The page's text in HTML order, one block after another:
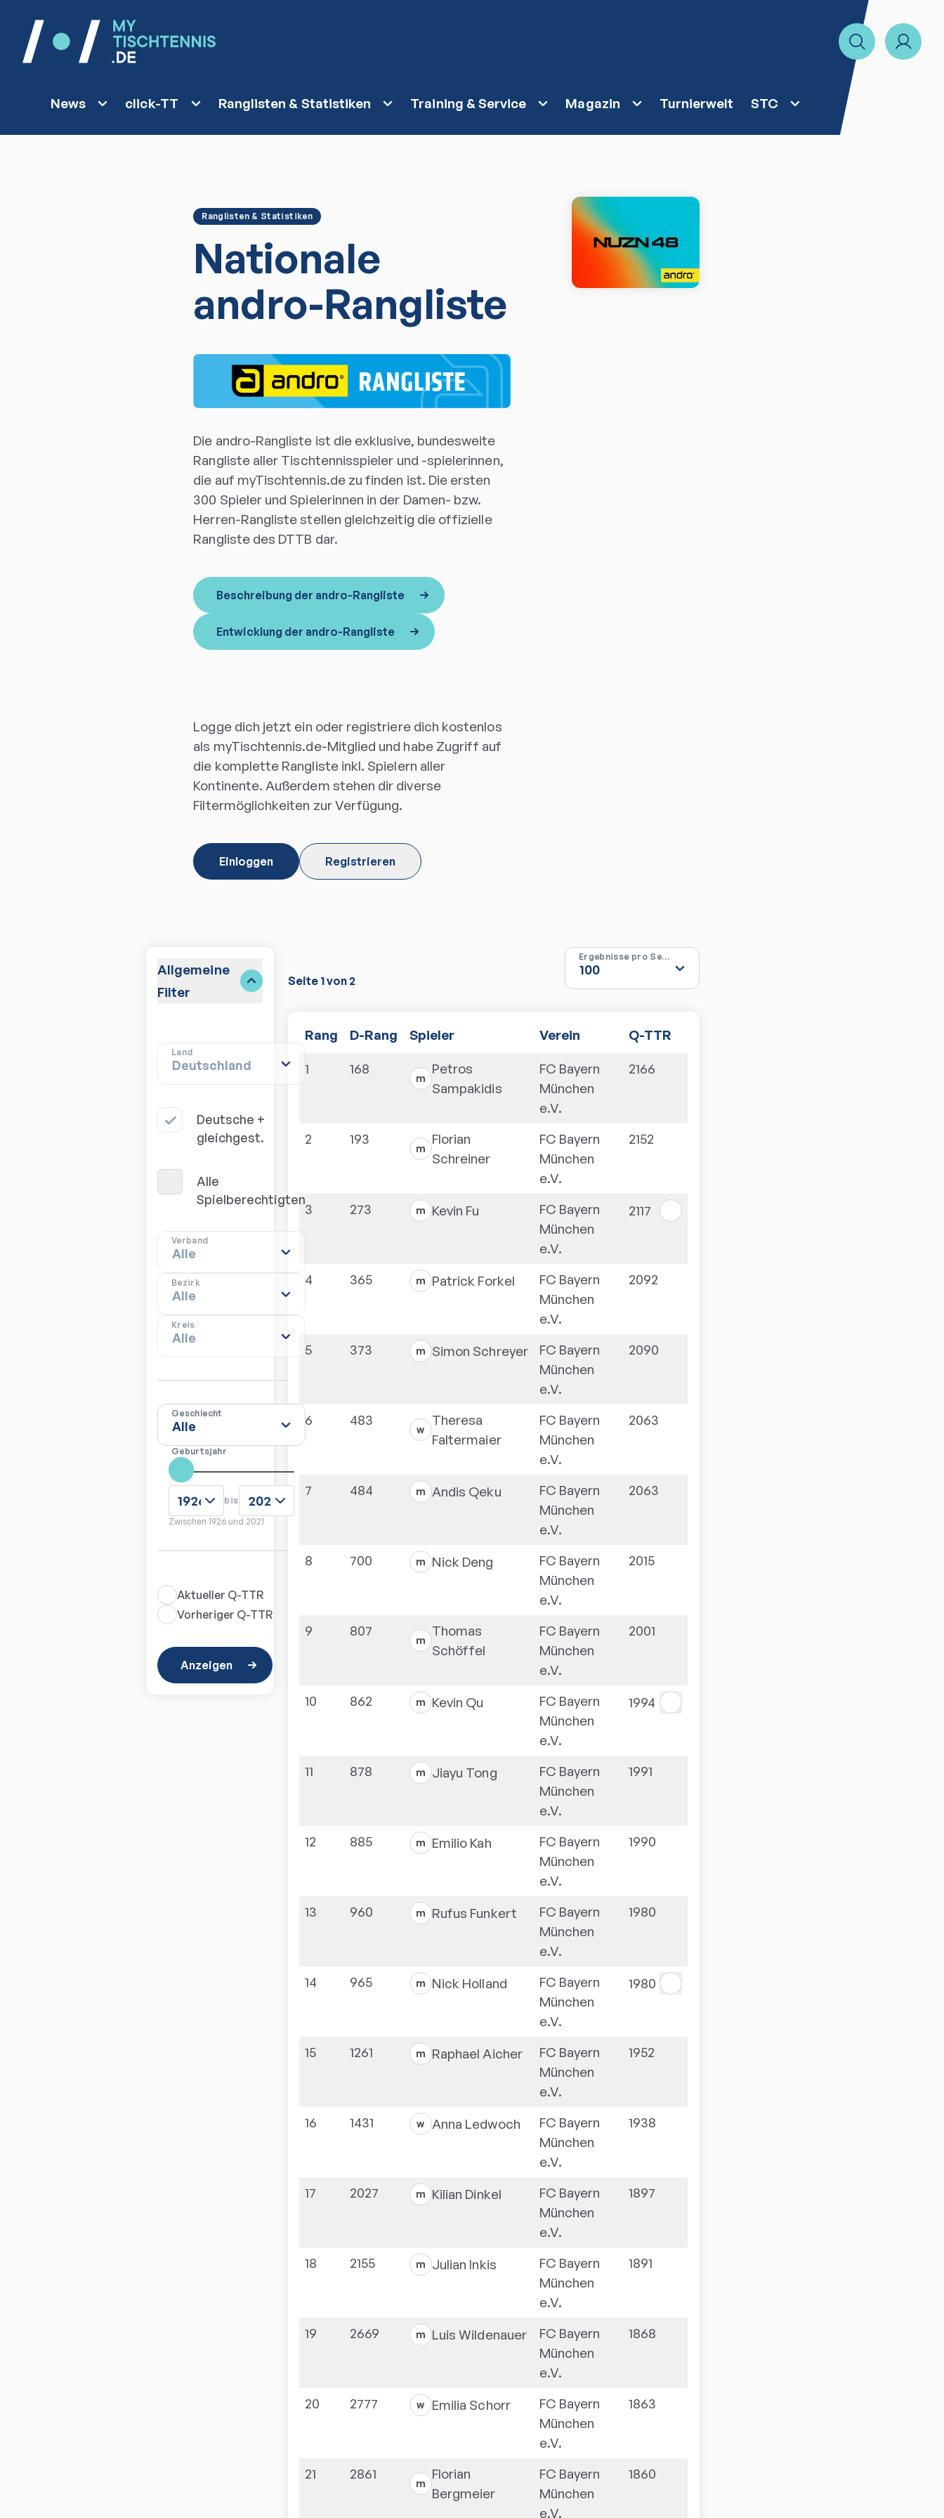
News click-TT Ranglisten & Statistiken Training & Service Magazin Turnierwelt STC
Ranglisten & Statistiken
Nationale
andro-Rangliste
Die andro-Rangliste ist die exklusive, bundesweite
Rangliste aller Tischtennisspieler und -spielerinnen,
die auf myTischtennis.de zu finden ist. Die ersten
300 Spieler und Spielerinnen in der Damen- bzw.
Herren-Rangliste stellen gleichzeitig die offizielle
Rangliste des DTTB dar.
Beschreibung der andro-Rangliste
Entwicklung der andro-Rangliste
Logge dich jetzt ein oder registriere dich kostenlos
als myTischtennis.de-Mitglied und habe Zugriff auf
die komplette Rangliste inkl. Spielern aller
Kontinente. Außerdem stehen dir diverse
Filtermöglichkeiten zur Verfügung.
Einloggen Registrieren
Allgemeine
Filter
Land
Deutsche +
gleichgest.
Alle
Spielberechtigten
Verband
Bezirk
Kreis
Geschlecht
Geburtsjahr
bis
Zwischen 1926 und 2021
Aktueller Q-TTR
Vorheriger Q-TTR
Anzeigen
Seite 1von2
Ergebnisse pro Seite
Rang D-Rang Spieler Verein Q-TTR
1 168
m
Petros
Sampakidis
FC Bayern
München
e.V.
2166
2 193
m
Florian
Schreiner
FC Bayern
München
e.V.
2152
3 273 m Kevin Fu
FC Bayern
München
e.V.
2117
4 365 m Patrick Forkel
FC Bayern
München
e.V.
2092
5 373 m Simon Schreyer
FC Bayern
München
e.V.
2090
6 483
w
Theresa
Faltermaier
FC Bayern
München
e.V.
2063
7 484 m Andis Qeku
FC Bayern
München
e.V.
2063
8 700 m Nick Deng
FC Bayern
München
e.V.
2015
9 807
m
Thomas
Schöffel
FC Bayern
München
e.V.
2001
10 862 m Kevin Qu
FC Bayern
München
e.V.
1994
11 878 m Jiayu Tong
FC Bayern
München
e.V.
1991
12 885 m Emilio Kah
FC Bayern
München
e.V.
1990
13 960 m Rufus Funkert
FC Bayern
München
e.V.
1980
14 965 m Nick Holland
FC Bayern
München
e.V.
1980
15 1261 m Raphael Aicher
FC Bayern
München
e.V.
1952
16 1431 w Anna Ledwoch
FC Bayern
München
e.V.
1938
17 2027 m Kilian Dinkel
FC Bayern
München
e.V.
1897
18 2155 m Julian Inkis
FC Bayern
München
e.V.
1891
19 2669 m Luis Wildenauer
FC Bayern
München
e.V.
1868
20 2777 w Emilia Schorr
FC Bayern
München
e.V.
1863
21 2861
m
Florian
Bergmeier
FC Bayern
München
e.V.
1860